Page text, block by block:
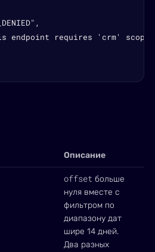
endpoint requires 'crm' scope"
Описание
offset больше
нуля вместе с
фильтром по
диапазону дат
шире 14 дней.
Два разных